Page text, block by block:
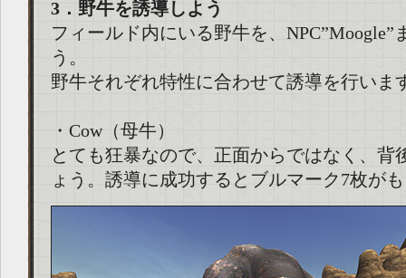
3．野牛を誘導しよう
フィールド内にいる野牛を、NPC”Moogle”
う。
野牛それぞれ特性に合わせて誘導を行いま
・Cow（母牛）
とても狂暴なので、正面からではなく、背
ょう。誘導に成功するとブルマーク7枚が